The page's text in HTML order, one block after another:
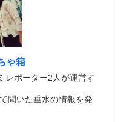
ゃ箱
レポーター2人が運営す
聞いた垂水の情報を発